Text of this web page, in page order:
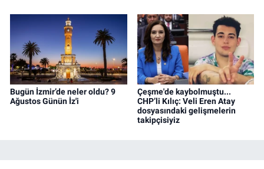
Bugün İzmir’de neler oldu? 9
Ağustos Günün İz'i
Çeşme'de kaybolmuştu...
CHP’li Kılıç: Veli Eren Atay
dosyasındaki gelişmelerin
takipçisiyiz